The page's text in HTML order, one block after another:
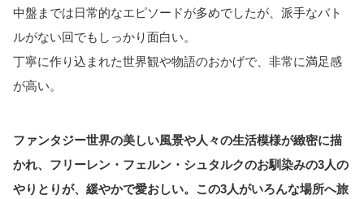
中盤までは日常的なエピソードが多めでしたが、派手なバト
ルがない回でもしっかり面白い。
丁寧に作り込まれた世界観や物語のおかげで、非常に満足感
が高い。
ファンタジー世界の美しい風景や人々の生活模様が緻密に描
かれ、フリーレン・フェルン・シュタルクのお馴染みの3人の
やりとりが、緩やかで愛おしい。この3人がいろんな場所へ旅